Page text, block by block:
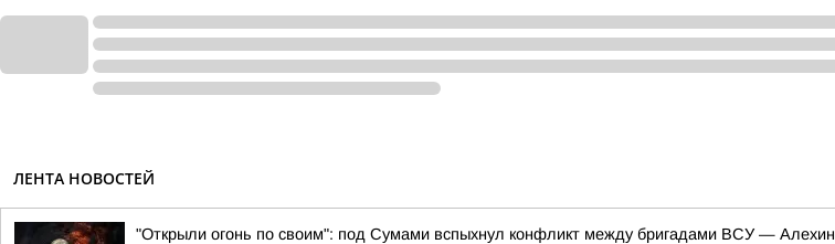
ЛЕНТА НОВОСТЕЙ
"Открыли огонь по своим": под Сумами вспыхнул конфликт между бригадами ВСУ — Алехин